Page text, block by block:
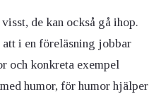
de kan också gå ihop.
i en föreläsning jobbar
och konkreta exempel
humor, för humor hjälper